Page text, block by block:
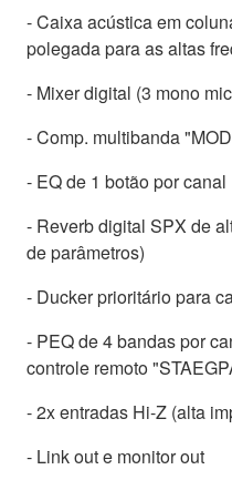
- Caixa acústica em
polegada para as altas
- Mixer digital (3 mono
- Comp. multibanda
- EQ de 1 botão por canal
- Reverb digital SPX de
de parâmetros)
- Ducker prioritário para
- PEQ de 4 bandas por
controle remoto
- 2x entradas Hi-Z (alta
- Link out e monitor out